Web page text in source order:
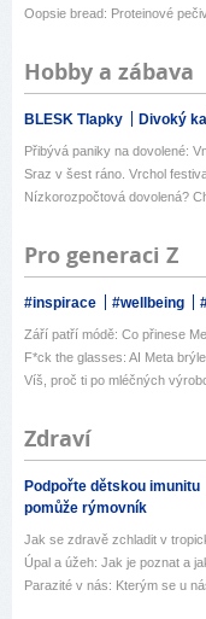
Oopsie bread: Proteinové
Hobby a zábava
BLESK Tlapky Divoký
Přibývá paniky na dovolené:
Sraz v šest ráno. Vrchol
Nízkorozpočtová dovolená?
Pro generaci Z
#inspirace #wellbeing
Září patří módě: Co přinese
F*ck the glasses: AI Meta
Víš, proč ti po mléčných
Zdraví
Podpořte dětskou imunitu
pomůže rýmovník
Jak se zdravě zchladit v
Úpal a úžeh: Jak je poznat a
Parazité v nás: Kterým se u